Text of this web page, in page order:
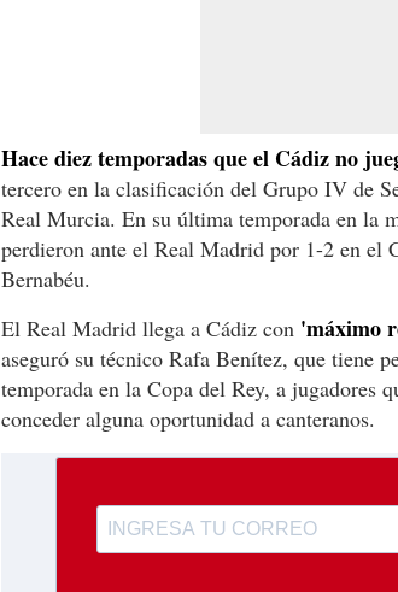
Hace diez temporadas que el Cádiz no
tercero en la clasificación del Grupo IV de
Real Murcia. En su última temporada en la
perdieron ante el Real Madrid por 1-2 en el
Bernabéu.
El Real Madrid llega a Cádiz con 'máximo
aseguró su técnico Rafa Benítez, que tiene
temporada en la Copa del Rey, a jugadores
conceder alguna oportunidad a canteranos.